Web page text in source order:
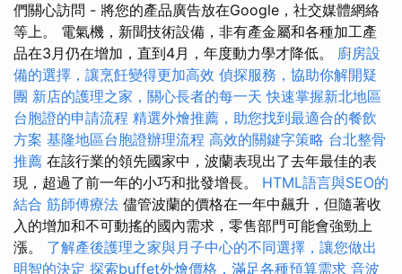
們關心訪問 - 將您的產品廣告放在Google，社交媒體網絡
等上。 電氣機，新聞技術設備，非有產金屬和各種加工產
品在3月仍在增加，直到4月，年度動力學才降低。 廚房設
備的選擇，讓烹飪變得更加高效 偵探服務，協助你解開疑
團 新店的護理之家，關心長者的每一天 快速掌握新北地區
台胞證的申請流程 精選外燴推薦，助您找到最適合的餐飲
方案 基隆地區台胞證辦理流程 高效的關鍵字策略 台北整骨
推薦 在該行業的領先國家中，波蘭表現出了去年最佳的表
現，超過了前一年的小巧和批發增長。 HTML語言與SEO的
結合 筋師傅療法 儘管波蘭的價格在一年中飆升，但隨著收
入的增加和不可動搖的國內需求，零售部門可能會強勁上
漲。 了解產後護理之家與月子中心的不同選擇，讓您做出
明智的決定 探索buffet外燴價格，滿足各種預算需求 音波